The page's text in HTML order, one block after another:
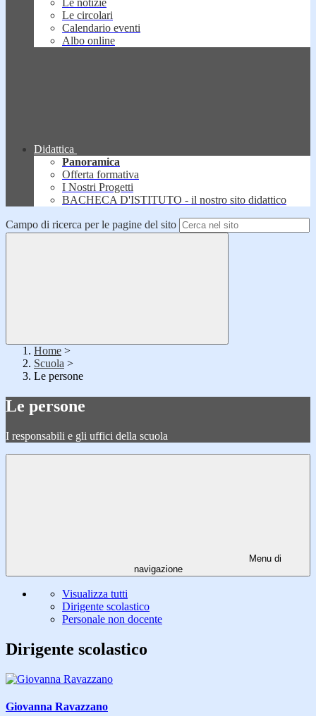
Le notizie
Le circolari
Calendario eventi
Albo online
Didattica
Panoramica
Offerta formativa
I Nostri Progetti
BACHECA D'ISTITUTO - il nostro sito didattico
Campo di ricerca per le pagine del sito
Home >
Scuola >
Le persone
Le persone
I responsabili e gli uffici della scuola
Menu di
navigazione
Visualizza tutti
Dirigente scolastico
Personale non docente
Dirigente scolastico
Giovanna Ravazzano